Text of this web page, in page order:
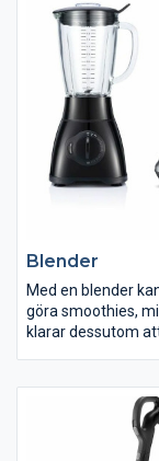
Blender
Med en blender
göra smoothies,
klarar dessutom